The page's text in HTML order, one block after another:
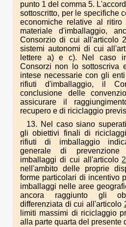
punto 1 del comma 5.
sottoscritto, per le specifiche
economiche relative al
materiale d'imballaggio,
Consorzio di cui all'articolo
sistemi autonomi di cui
lettere a) e c). Nel caso
Consorzi non lo sottoscriva
intese necessarie con gli
rifiuti d'imballaggio, il
conclusione delle
assicurare il
recupero e di riciclaggio
13. Nel caso siano
gli obiettivi finali di
rifiuti di imballaggio
generale di
imballaggi di cui all'articolo
nell'ambito delle proprie
forme particolari di incentivo
imballaggi nelle aree
ancora raggiunto gli
differenziata di cui all'articolo
limiti massimi di riciclaggio
alla parte quarta del presente